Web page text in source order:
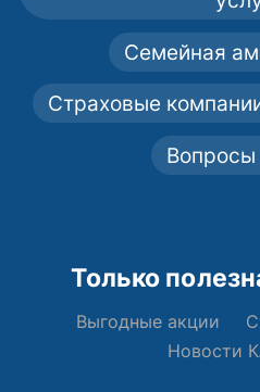
Семейная
Страховые
Вопросы
Только
Выгодные акции
Новости